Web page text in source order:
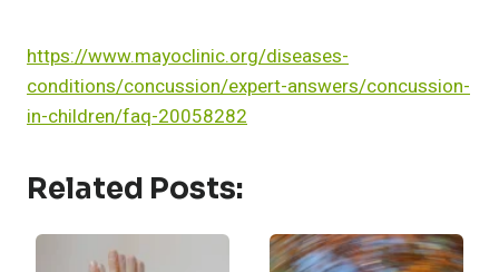
https://www.mayoclinic.org/diseases-
conditions/concussion/expert-answers/concussion-
in-children/faq-20058282
Related Posts: